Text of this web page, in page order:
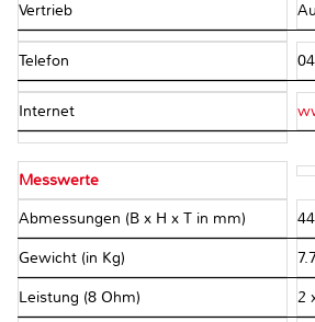
Vertrieb
Telefon
Internet
Messwerte
Abmessungen (B x H x T in mm)
Gewicht (in Kg) 7.7
Leistung (8 Ohm) 2